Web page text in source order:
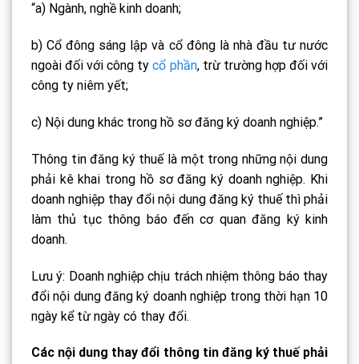
“a) Ngành, nghề kinh doanh;
b) Cổ đông sáng lập và cổ đông là nhà đầu tư nước
ngoài đối với công tycổ phần, trừ trường hợp đối với
công ty niêm yết;
c) Nội dung khác trong hồ sơ đăng ký doanh nghiệp.”
Thông tin đăng ký thuế là một trong những nội dung
phải kê khai trong hồ sơ đăng ký doanh nghiệp. Khi
doanh nghiệp thay đổi nội dung đăng ký thuế thì phải
làm thủ tục thông báo đến cơ quan đăng ký kinh
doanh.
Lưu ý: Doanh nghiệp chịu trách nhiệm thông báo thay
đổi nội dung đăng ký doanh nghiệp trong thời hạn 10
ngày kể từ ngày có thay đổi.
Các nội dung thay đổi thông tin đăng ký thuế phải